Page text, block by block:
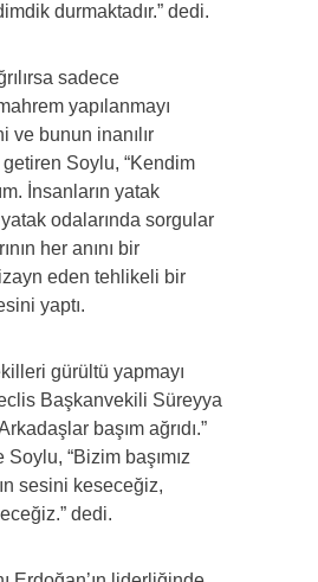
durmaktadır.” dedi.
sadece
yapılanmayı
ve bunun inanılır
getiren Soylu, “Kendim
İnsanların yatak
odalarında sorgular
her anını bir
eden tehlikeli bir
yaptı.
gürültü yapmayı
Başkanvekili Süreyya
başım ağrıdı.”
“Bizim başımız
sesini keseceğiz,
dedi.